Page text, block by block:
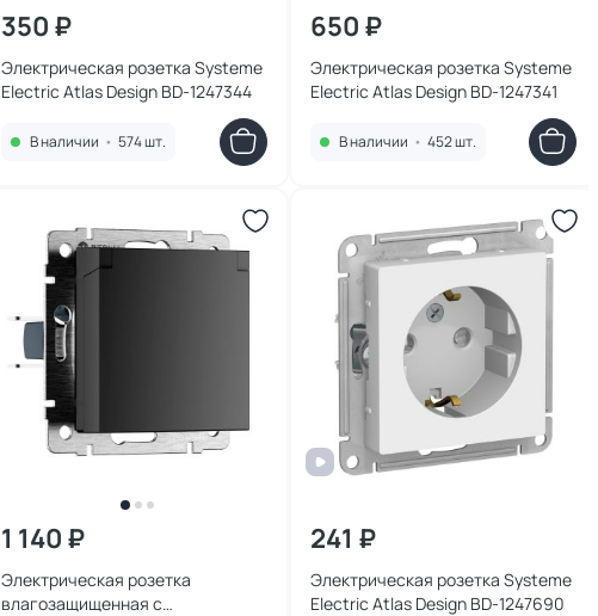
350 ₽
Электрическая розетка Systeme
Electric Atlas Design BD-1247344
В наличии • 574 шт.
650 ₽
Электрическая розетка Systeme
Electric Atlas Design BD-1247341
В наличии • 452 шт.
1 140 ₽
Электрическая розетка
влагозащищенная с
241 ₽
Электрическая розетка Systeme
Electric Atlas Design BD-1247690